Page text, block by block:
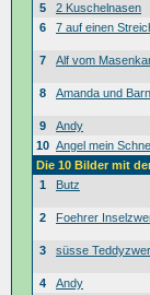
5
2 Kuschelnasen
6
7 auf einen
7 Alf vom
8 Amanda und
9
Andy
10 Angel mein
Die 10 Bilder mit
1
Butz
2 Foehrer
3 süsse
4
Andy